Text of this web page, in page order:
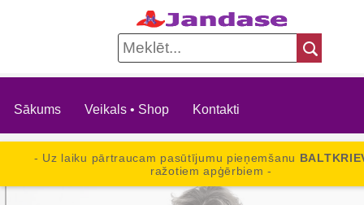
Sākums Veikals • Shop Kontakti
- Uz laiku pārtraucam pasūtījumu pieņemšanu
ražotiem apģērbiem -